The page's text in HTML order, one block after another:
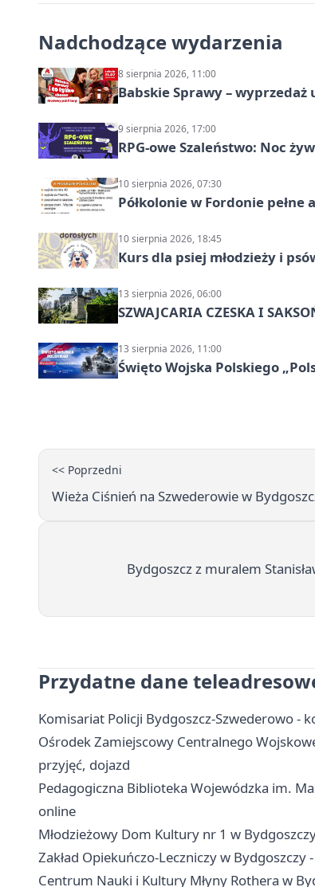
Nadchodzące wydarzenia
8 sierpnia 2026, 11:00
Babskie Sprawy – wyprzedaż
9 sierpnia 2026, 17:00
RPG-owe Szaleństwo: Noc
10 sierpnia 2026, 07:30
Półkolonie w Fordonie pełne
10 sierpnia 2026, 18:45
Kurs dla psiej młodzieży i
13 sierpnia 2026, 06:00
SZWAJCARIA CZESKA I
13 sierpnia 2026, 11:00
Święto Wojska Polskiego
<< Poprzedni
Wieża Ciśnień na Szwederowie w
Bydgoszcz z muralem
Przydatne dane
Komisariat Policji Bydgoszcz-Szwederowo -
Ośrodek Zamiejscowy Centralnego
przyjęć, dojazd
Pedagogiczna Biblioteka Wojewódzka im.
online
Młodzieżowy Dom Kultury nr 1 w
Zakład Opiekuńczo-Leczniczy w
Centrum Nauki i Kultury Młyny Rothera w